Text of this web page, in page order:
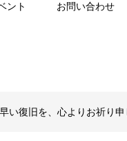
ント お問い合わせ
復旧を、心よりお祈り申